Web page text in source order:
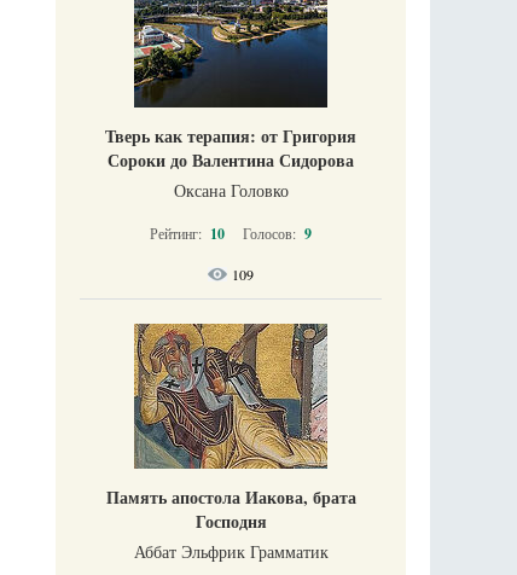
Тверь как терапия: от Григория
Сороки до Валентина Сидорова
Оксана Головко
Рейтинг: 10 Голосов: 9
109
Память апостола Иакова, брата
Господня
Аббат Эльфрик Грамматик